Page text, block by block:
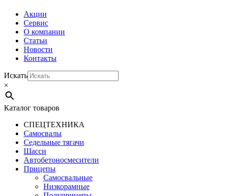
Акции
Сервис
О компании
Статьи
Новости
Контакты
Искать
×
Каталог товаров
СПЕЦТЕХНИКА
Самосвалы
Седельные тягачи
Шасси
Автобетоно­смесители
Прицепы
Самосвальные
Низкорамные